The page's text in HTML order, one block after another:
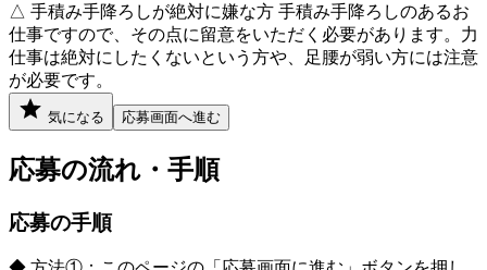
△ 手積み手降ろしが絶対に嫌な方 手積み手降ろしのあるお
仕事ですので、その点に留意をいただく必要があります。力
仕事は絶対にしたくないという方や、足腰が弱い方には注意
が必要です。
気になる 応募画面へ進む
応募の流れ・手順
応募の手順